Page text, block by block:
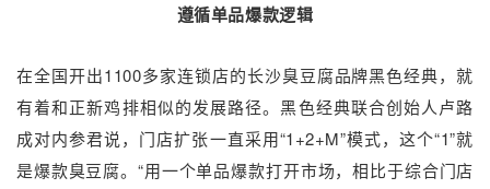
遵循单品爆款逻辑
在全国开出1100多家连锁店的长沙臭豆腐品牌黑色经典，就
有着和正新鸡排相似的发展路径。黑色经典联合创始人卢路
成对内参君说，门店扩张一直采用“1+2+M”模式，这个“1”就
是爆款臭豆腐。“用一个单品爆款打开市场，相比于综合门店